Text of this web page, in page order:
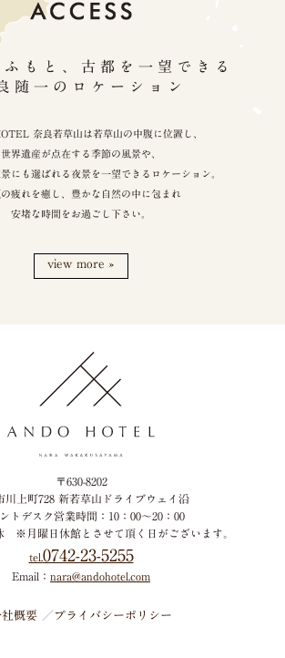
もと、古都を一望できる
随一のロケーション
奈良若草山は若草山の中腹に位置し、
世界遺産が点在する季節の風景や、
にも選ばれる夜景を一望できるロケーション。
の疲れを癒し、豊かな自然の中に包まれ
安堵な時間をお過ごし下さい。
view more »
〒630-8202
川上町728 新若草山ドライブウェイ沿
トデスク営業時間：10：00～20：00
※月曜日休館とさせて頂く日がございます。
tel. 0742-23-5255
Email： nara@andohotel.com
社概要 プライバシーポリシー